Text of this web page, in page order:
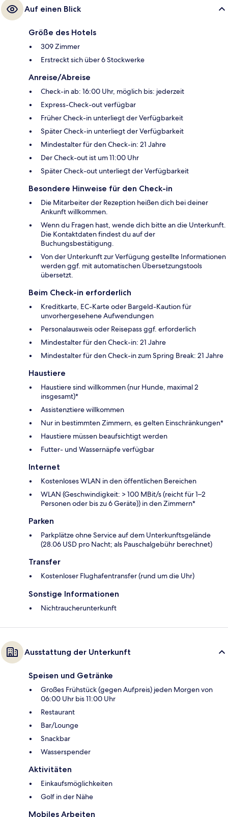
Auf einen Blick
Größe des Hotels
309 Zimmer
Erstreckt sich über 6 Stockwerke
Anreise/Abreise
Check-in ab: 16:00 Uhr, möglich bis: jederzeit
Express-Check-out verfügbar
Früher Check-in unterliegt der Verfügbarkeit
Später Check-in unterliegt der Verfügbarkeit
Mindestalter für den Check-in: 21 Jahre
Der Check-out ist um 11:00 Uhr
Später Check-out unterliegt der Verfügbarkeit
Besondere Hinweise für den Check-in
Die Mitarbeiter der Rezeption heißen dich bei deiner
Ankunft willkommen.
Wenn du Fragen hast, wende dich bitte an die Unterkunft.
Die Kontaktdaten findest du auf der
Buchungsbestätigung.
Von der Unterkunft zur Verfügung gestellte Informationen
werden ggf. mit automatischen Übersetzungstools
übersetzt.
Beim Check-in erforderlich
Kreditkarte, EC-Karte oder Bargeld-Kaution für
unvorhergesehene Aufwendungen
Personalausweis oder Reisepass ggf. erforderlich
Mindestalter für den Check-in: 21 Jahre
Mindestalter für den Check-in zum Spring Break: 21 Jahre
Haustiere
Haustiere sind willkommen (nur Hunde, maximal 2
insgesamt)*
Assistenztiere willkommen
Nur in bestimmten Zimmern, es gelten Einschränkungen*
Haustiere müssen beaufsichtigt werden
Futter- und Wassernäpfe verfügbar
Internet
Kostenloses WLAN in den öffentlichen Bereichen
WLAN (Geschwindigkeit: > 100 MBit/s (reicht für 1–2
Personen oder bis zu 6 Geräte)) in den Zimmern*
Parken
Parkplätze ohne Service auf dem Unterkunftsgelände
(28.06 USD pro Nacht; als Pauschalgebühr berechnet)
Transfer
Kostenloser Flughafentransfer (rund um die Uhr)
Sonstige Informationen
Nichtraucherunterkunft
Ausstattung der Unterkunft
Speisen und Getränke
Großes Frühstück (gegen Aufpreis) jeden Morgen von
06:00 Uhr bis 11:00 Uhr
Restaurant
Bar/Lounge
Snackbar
Wasserspender
Aktivitäten
Einkaufsmöglichkeiten
Golf in der Nähe
Mobiles Arbeiten